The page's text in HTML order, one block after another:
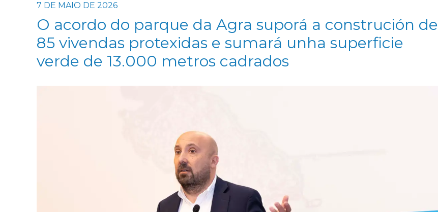
7 DE MAIO DE 2026
O acordo do parque da Agra suporá a construción de
85 vivendas protexidas e sumará unha superficie
verde de 13.000 metros cadrados